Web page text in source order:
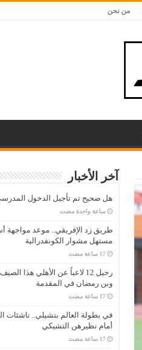
من نحن
آخر الأخبار
هل صحيح تم تأجيل الدخول المدرسي
‏ساعة واحدة مضت
طريق زد الإفريقي.. موعد مواجهة
مستهل مشوار الكونفدرالية
‏17 ساعة مضت
رحيل 12 لاعباً عن الأهلي هذا
وبن رمضان في المقدمة
‏17 ساعة مضت
في بطولة العالم بتشيلي.. ناشئات
أمام نظيرهن التشيكي
‏17 ساعة مضت